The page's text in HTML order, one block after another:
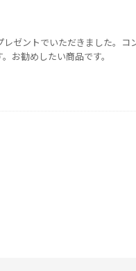
ゼントでいただきました。
お勧めしたい商品です。